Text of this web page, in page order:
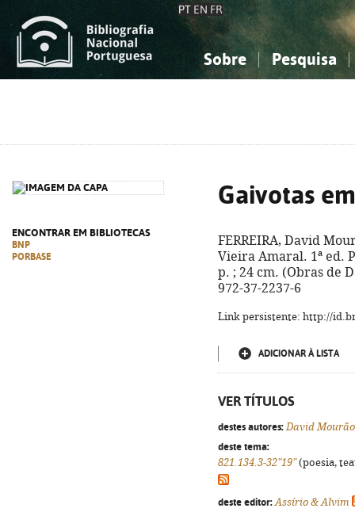
PT EN FR
Sobre Pesquisa
ENCONTRAR EM BIBLIOTECAS
BNP
PORBASE
Gaivotas
FERREIRA, David
Vieira Amaral. 1ª ed.
p. ; 24 cm. (Obras de
972-37-2237-6
Link persistente: http://
ADICIONAR À LISTA
VER TÍTULOS
destes autores: David
deste tema:
821.134.3-32"19"(poesia,
deste editor: Assírio & Alvim